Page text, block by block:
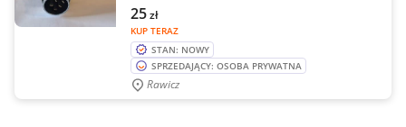
KUP TERAZ
25zł
STAN: NOWY
SPRZEDAJĄCY: OSOBA PRYWATNA
Rawicz